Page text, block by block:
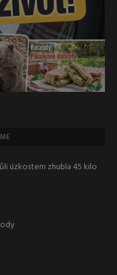
úzkostem zhubla 45 kilo